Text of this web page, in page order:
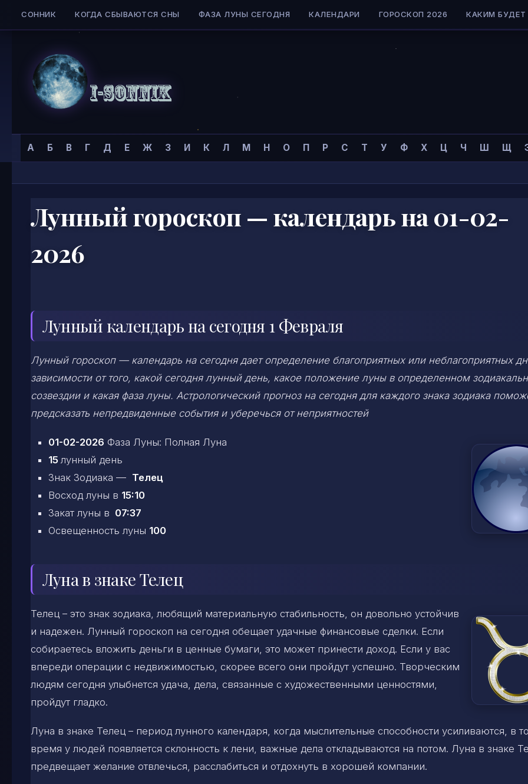
Skip to content
СОННИК КОГДА СБЫВАЮТСЯ СНЫ ФАЗА ЛУНЫ СЕГОДНЯ КАЛЕНДАРИ ГОРОСКОП 2026 КАКИМ БУДЕТ
Сонник
I-
А Б В Г Д Е Ж З И К Л М Н О П Р С Т У Ф Х Ц Ч Ш Щ
Главная страница
Лунный гороскоп — календарь на 01-02-
2026
Лунный календарь на сегодня 1 Февраля
Лунный гороскоп — календарь на сегодня дает определение благоприятных или неблагоприятных
зависимости от того, какой сегодня лунный день, какое положение луны в определенном
созвездии и какая фаза луны. Астрологический прогноз на сегодня для каждого знака зодиака
предсказать непредвиденные события и уберечься от неприятностей
01-02-2026 Фаза Луны: Полная Луна
15лунный день
Знак Зодиака — Телец
Восход луны в 15:10
Закат луны в 07:37
Освещенность луны 100
Луна в знаке Телец
Телец – это знак зодиака, любящий материальную стабильность, он довольно устойчив
и надежен. Лунный гороскоп на сегодня обещает удачные финансовые сделки. Если
собираетесь вложить деньги в ценные бумаги, это может принести доход. Если у вас
впереди операции с недвижимостью, скорее всего они пройдут успешно. Творческим
людям сегодня улыбнется удача, дела, связанные с художественными ценностями,
пройдут гладко.
Луна в знаке Телец – период лунного календаря, когда мыслительные способности усиливаются, в
время у людей появляется склонность к лени, важные дела откладываются на потом. Луна в знаке
предвещает желание отвлечься, расслабиться и отдохнуть в хорошей компании.